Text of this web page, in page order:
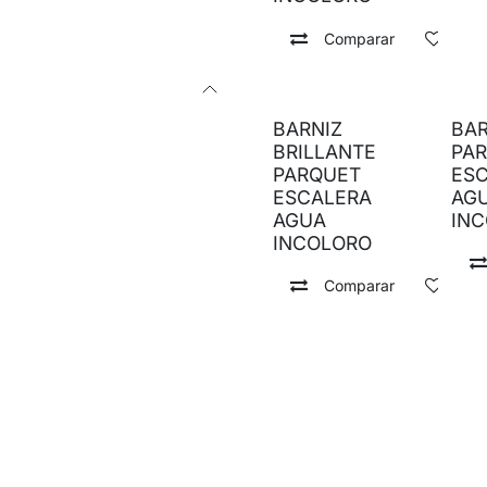
Comparar
BARNIZ
BRILLANTE
PARQUET
ESCALERA
AGUA
INCOLORO
Comparar